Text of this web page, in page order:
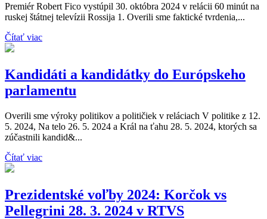
Premiér Robert Fico vystúpil 30. októbra 2024 v relácii 60 minút na
ruskej štátnej televízii Rossija 1. Overili sme faktické tvrdenia,...
Čítať viac
Kandidáti a kandidátky do Európskeho
parlamentu
Overili sme výroky politikov a političiek v reláciach V politike z 12.
5. 2024, Na telo 26. 5. 2024 a Král na ťahu 28. 5. 2024, ktorých sa
zúčastnili kandid&...
Čítať viac
Prezidentské voľby 2024: Korčok vs
Pellegrini 28. 3. 2024 v RTVS